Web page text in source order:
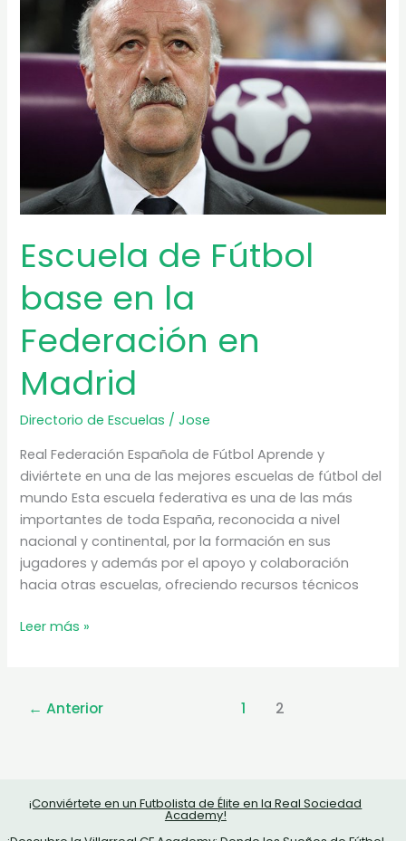
Barcelona
–
Escola
Escuela de Fútbol
base en la
Federación en
Madrid
Directorio de Escuelas /Jose
Real Federación Española de Fútbol Aprende y
diviértete en una de las mejores escuelas de fútbol del
mundo Esta escuela federativa es una de las más
importantes de toda España, reconocida a nivel
nacional y continental, por la formación en sus
jugadores y además por el apoyo y colaboración
hacia otras escuelas, ofreciendo recursos técnicos
Escuela
en
Madrid
Leer más »
← Anterior 1 2
¡Conviértete en un Futbolista de Élite en la Real Sociedad
Academy!